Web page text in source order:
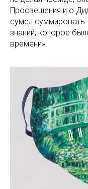
Просвещения и о
сумел суммировать
знаний, которое
времени».